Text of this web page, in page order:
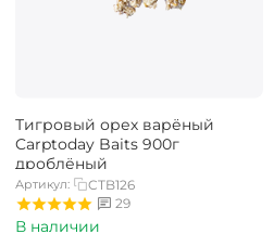
Тигровый орех варёный
Carptoday Baits 900г
дроблёный
Артикул:
CTB126
29
В наличии